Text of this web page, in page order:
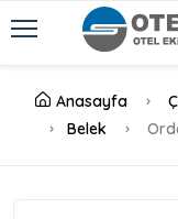
Anasayfa
Belek